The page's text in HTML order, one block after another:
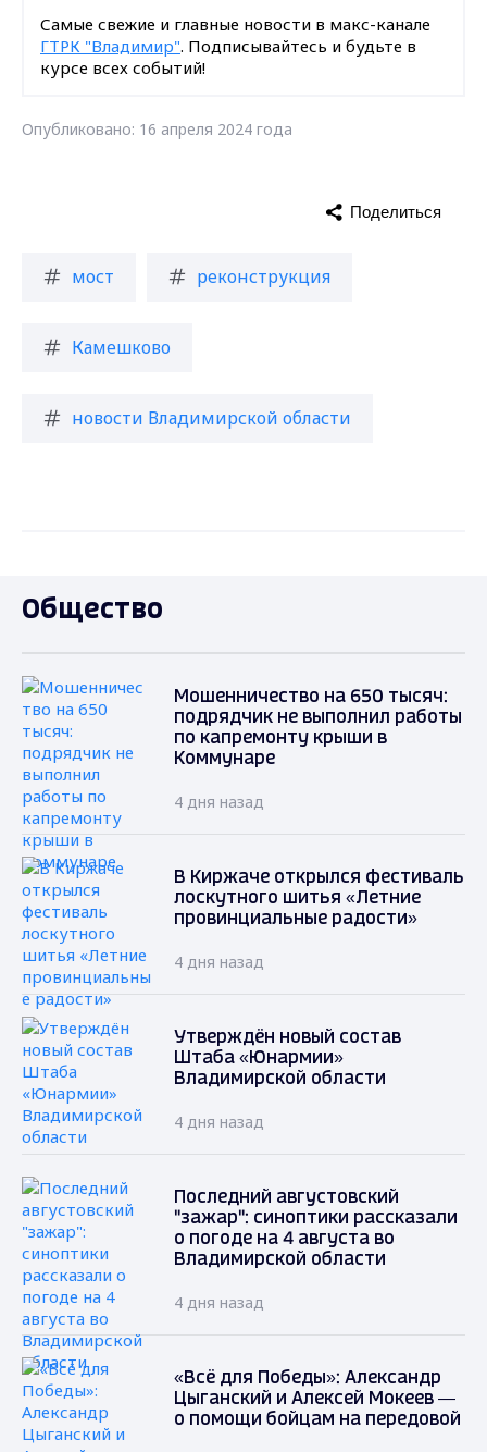
Самые свежие и главные новости в макс-канале
ГТРК "Владимир". Подписывайтесь и будьте в
курсе всех событий!
Опубликовано: 16 апреля 2024 года
мост реконструкция
Камешково
новости Владимирской области
Поделиться
Общество
Мошенничество на 650 тысяч:
подрядчик не выполнил работы
по капремонту крыши в
Коммунаре
4 дня назад
В Киржаче открылся фестиваль
лоскутного шитья «Летние
провинциальные радости»
4 дня назад
Утверждён новый состав
Штаба «Юнармии»
Владимирской области
4 дня назад
Последний августовский
"зажар": синоптики рассказали
о погоде на 4 августа во
Владимирской области
4 дня назад
«Всё для Победы»: Александр
Цыганский и Алексей Мокеев —
о помощи бойцам на передовой